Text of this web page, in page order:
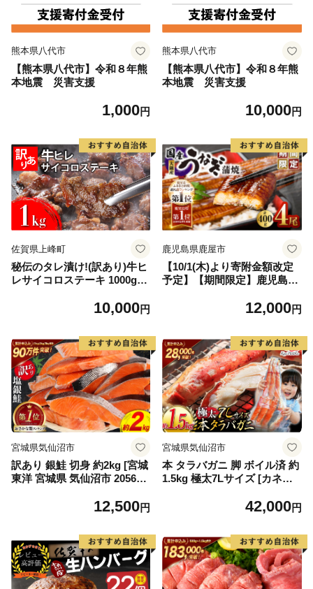
熊本県八代市
【熊本県八代市】令和８年熊
本地震 災害支援
1,000円
熊本県八代市
【熊本県八代市】令和８年熊
本地震 災害支援
10,000円
佐賀県上峰町
秘伝のタレ漬け!(訳あり)牛ヒ
レサイコロステーキ 1000g
10,000円
鹿児島県鹿屋市
【10/1(木)より寄附金額改定
予定】【期間限定】鹿児島県
12,000円
宮城県気仙沼市
訳あり 銀鮭 切身 約2kg [宮城
東洋 宮城県 気仙沼市 205649
格外 不揃い さけ サケ 鮭切身
切り身 魚 わけあり
12,500円
宮城県気仙沼市
本 タラバガニ 脚 ボイル済 約
1.5kg 極太7Lサイズ [カネダ
6] カニ かに 蟹 たらばがに た
42,000円